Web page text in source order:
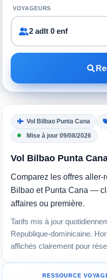
VOYAGEURS
2 adlt 0 enf
Vol Bilbao Punta Cana
Mise à jour 09/08/2026
Vol Bilbao Punta
Comparez les offres aller-
Bilbao et Punta Cana —
affaires ou première.
Tarifs mis à jour
Republique-dominicaine.
affichés clairement pour
RESSOURCE